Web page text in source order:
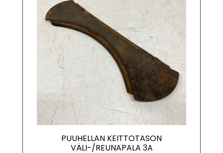
PUUHELLAN KEITTOTASON
VÄLI-/REUNAPALA 3A